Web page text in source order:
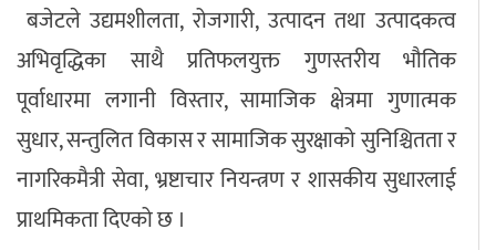
बजेटले उद्यमशीलता, रोजगारी, उत्पादन तथा उत्पादकत्व
अभिवृद्धिका साथै प्रतिफलयुक्त गुणस्तरीय भौतिक
पूर्वाधारमा लगानी विस्तार, सामाजिक क्षेत्रमा गुणात्मक
सुधार, सन्तुलित विकास र सामाजिक सुरक्षाको सुनिश्चितता र
नागरिकमैत्री सेवा, भ्रष्टाचार नियन्त्रण र शासकीय सुधारलाई
प्राथमिकता दिएको छ ।